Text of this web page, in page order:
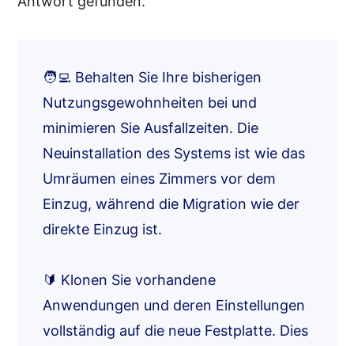
🧑‍💻 Behalten Sie Ihre bisherigen
Nutzungsgewohnheiten bei und
minimieren Sie Ausfallzeiten. Die
Neuinstallation des Systems ist wie das
Umräumen eines Zimmers vor dem
Einzug, während die Migration wie der
direkte Einzug ist.
🔰 Klonen Sie vorhandene
Anwendungen und deren Einstellungen
vollständig auf die neue Festplatte. Dies